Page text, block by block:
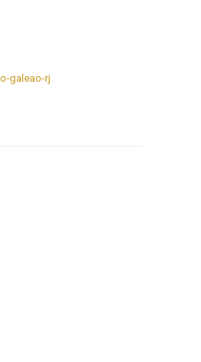
galeao-rj